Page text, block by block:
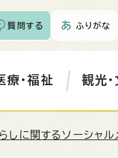
質問する ふりがな
療・福祉 観光
しに関するソーシャル